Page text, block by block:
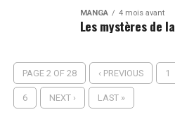
MANGA 4 mois avant
Les mystères de
PAGE 2 OF 28 ‹ PREVIOUS 1
6 NEXT › LAST »